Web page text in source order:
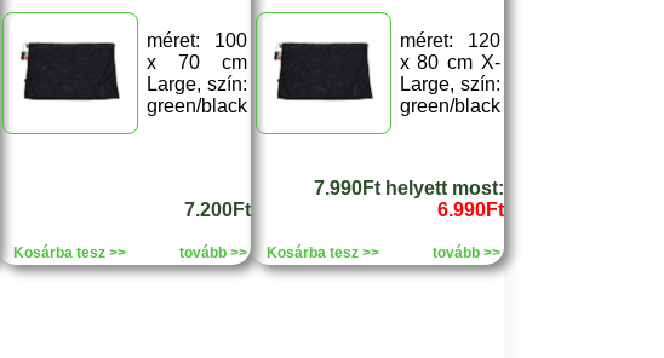
méret: 100
x 70 cm
Large, szín:
green/black
7.200Ft
Kosárba tesz >> tovább >>
méret: 120
x 80 cm X-
Large, szín:
green/black
7.990Ft helyett most:
6.990Ft
Kosárba tesz >> tovább >>